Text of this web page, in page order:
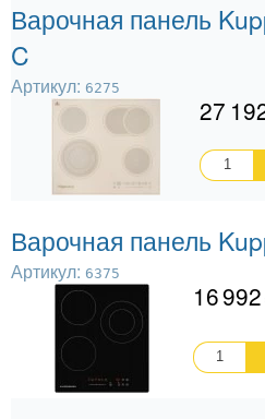
Варочная панель
C
Артикул: 6275
27
Варочная панель
Артикул: 6375
16 992